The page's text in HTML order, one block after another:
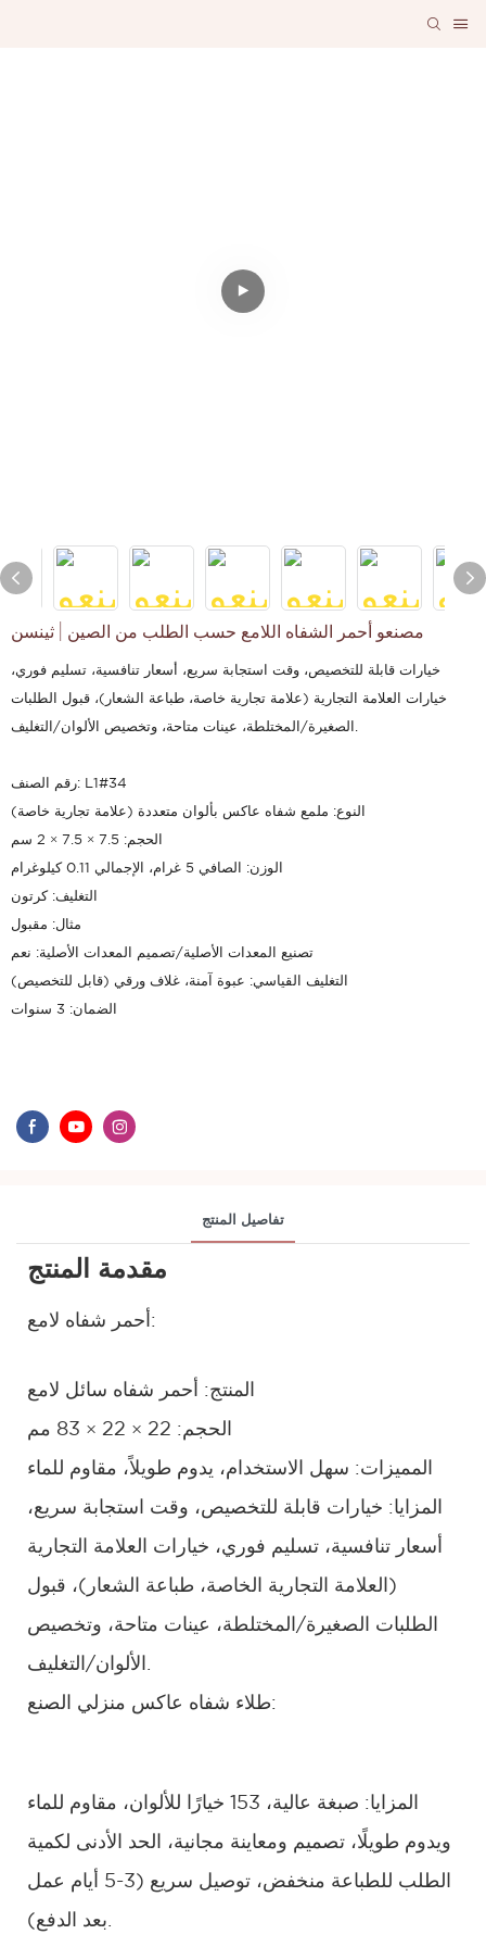
مصنعو أحمر الشفاه اللامع حسب الطلب من الصين | ثينسن
خيارات قابلة للتخصيص، وقت استجابة سريع، أسعار تنافسية، تسليم فوري،
خيارات العلامة التجارية (علامة تجارية خاصة، طباعة الشعار)، قبول الطلبات
رقم الصنف: L1#34
النوع: ملمع شفاه عاكس بألوان متعددة (علامة تجارية خاصة)
الحجم: 7.5 × 7.5 × 2 سم
الوزن: الصافي 5 غرام، الإجمالي 0.11 كيلوغرام
التغليف: كرتون
مثال: مقبول
تصنيع المعدات الأصلية/تصميم المعدات الأصلية: نعم
التغليف القياسي: عبوة آمنة، غلاف ورقي (قابل للتخصيص)
الضمان: 3 سنوات
تفاصيل المنتج
مقدمة المنتج
أحمر شفاه لامع:
المنتج: أحمر شفاه سائل لامع
الحجم: 22 × 22 × 83 مم
المميزات: سهل الاستخدام، يدوم طويلاً، مقاوم للماء
المزايا: خيارات قابلة للتخصيص، وقت استجابة سريع،
أسعار تنافسية، تسليم فوري، خيارات العلامة التجارية
(العلامة التجارية الخاصة، طباعة الشعار)، قبول
الطلبات الصغيرة/المختلطة، عينات متاحة، وتخصيص
طلاء شفاه عاكس منزلي الصنع:
المزايا: صبغة عالية، 153 خيارًا للألوان، مقاوم للماء
ويدوم طويلًا، تصميم ومعاينة مجانية، الحد الأدنى لكمية
الطلب للطباعة منخفض، توصيل سريع (3-5 أيام عمل